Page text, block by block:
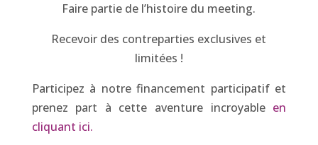
Faire partie de l’histoire du meeting.
Recevoir des contreparties exclusives et
limitées !
Participez à notre financement participatif et
prenez part à cette aventure incroyableen
cliquant ici.